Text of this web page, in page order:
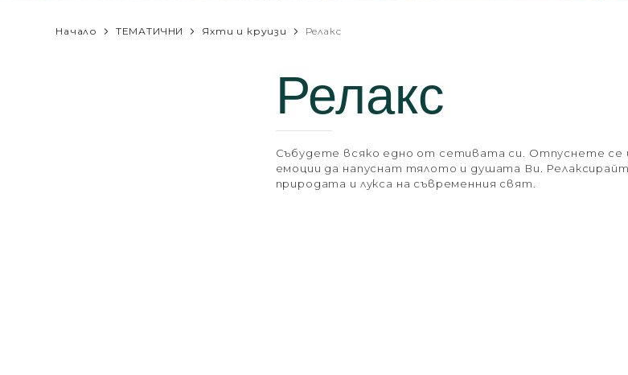
Начало ТЕМАТИЧНИ Яхти и круизи Релакс
Релакс
Събудете всяко едно от сетивата си. Отпуснете
емоции да напуснат тялото и душата Ви.
природата и лукса на съвременния свят.